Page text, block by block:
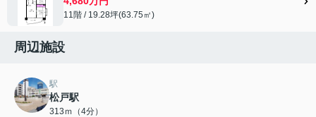
11階 / 19.28坪(63.75㎡)
周辺施設
駅
松戸駅
313ｍ（4分）